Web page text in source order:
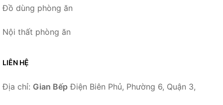
Đồ dùng phòng ăn
Nội thất phòng ăn
LIÊN HỆ
Địa chỉ: Gian Bếp Điện Biên Phủ, Phường 6, Quận 3,